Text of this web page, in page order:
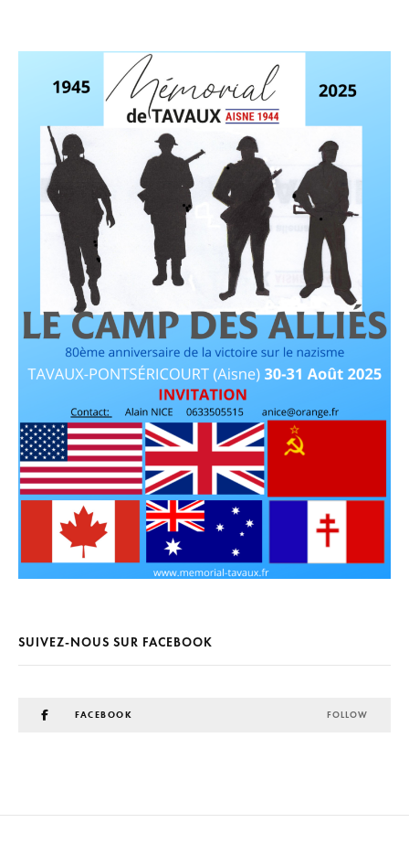
SUIVEZ-NOUS SUR FACEBOOK
FACEBOOK FOLLOW